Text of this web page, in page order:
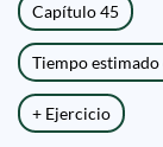
Capítulo 45
Tiempo
+ Ejercicio